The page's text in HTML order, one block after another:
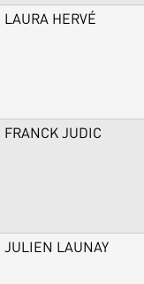
LAURA HERVÉ
FRANCK JUDIC
JULIEN LAUNAY